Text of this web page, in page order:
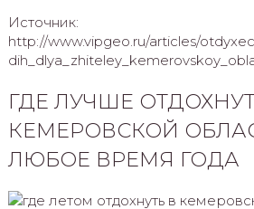
Источник:
http://www.vipgeo.ru/articles/
ГДЕ ЛУЧШЕ
КЕМЕРОВСКОЙ
ЛЮБОЕ ВРЕМЯ ГОДА